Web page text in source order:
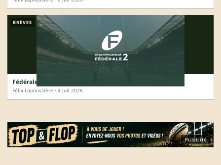
BRÈVES
Fédérale 2 : le visage des huit poules 2026-2027
Félix Lapoussière · 4 Juil 2026
Publicité